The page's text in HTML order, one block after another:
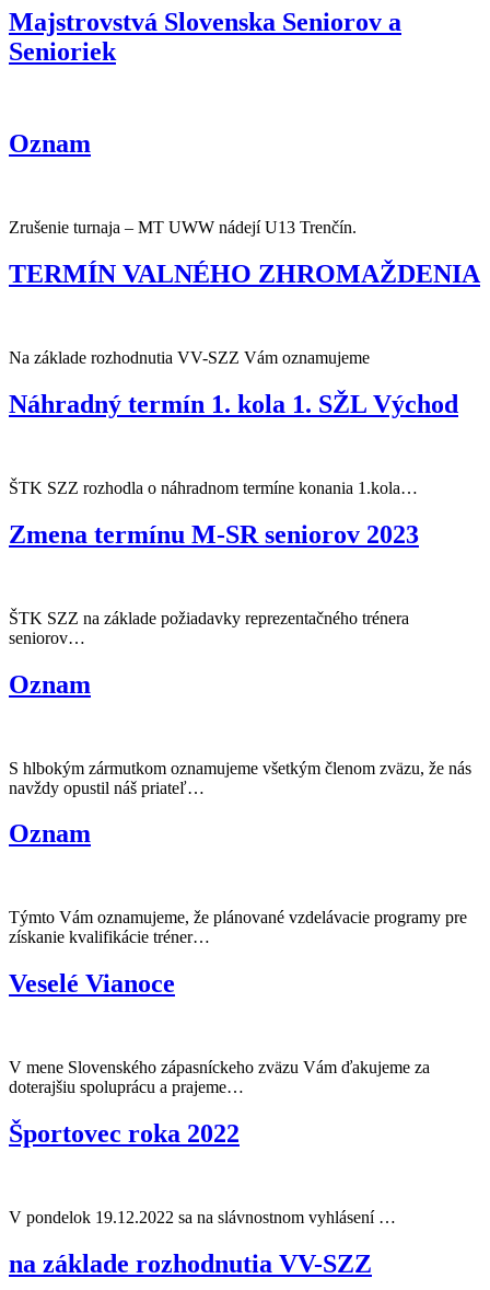
Majstrovstvá Slovenska Seniorov a
Senioriek
Oznam
Zrušenie turnaja – MT UWW nádejí U13 Trenčín.
TERMÍN VALNÉHO ZHROMAŽDENIA
Na základe rozhodnutia VV-SZZ Vám oznamujeme
Náhradný termín 1. kola 1. SŽL Východ
ŠTK SZZ rozhodla o náhradnom termíne konania 1.kola…
Zmena termínu M-SR seniorov 2023
ŠTK SZZ na základe požiadavky reprezentačného trénera
seniorov…
Oznam
S hlbokým zármutkom oznamujeme všetkým členom zväzu, že nás
navždy opustil náš priateľ…
Oznam
Týmto Vám oznamujeme, že plánované vzdelávacie programy pre
získanie kvalifikácie tréner…
Veselé Vianoce
V mene Slovenského zápasníckeho zväzu Vám ďakujeme za
doterajšiu spoluprácu a prajeme…
Športovec roka 2022
V pondelok 19.12.2022 sa na slávnostnom vyhlásení …
na základe rozhodnutia VV-SZZ